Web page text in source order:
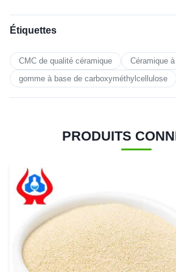
Étiquettes
CMC de qualité céramique
Céramique
gomme à base de carboxyméthylcellulose
PRODUITS